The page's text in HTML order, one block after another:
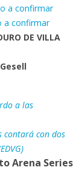
a confirmar
a confirmar
DE VILLA
a las
contará con dos
Arena Series